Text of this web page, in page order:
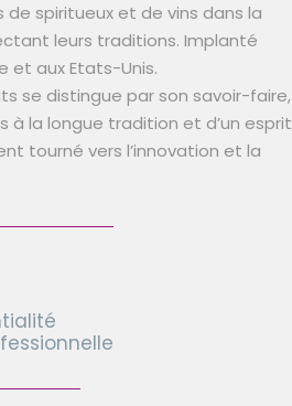
spiritueux et de vins dans la
leurs traditions. Implanté
et aux Etats-Unis.
se distingue par son savoir-faire,
à la longue tradition et d’un esprit
tourné vers l’innovation et la